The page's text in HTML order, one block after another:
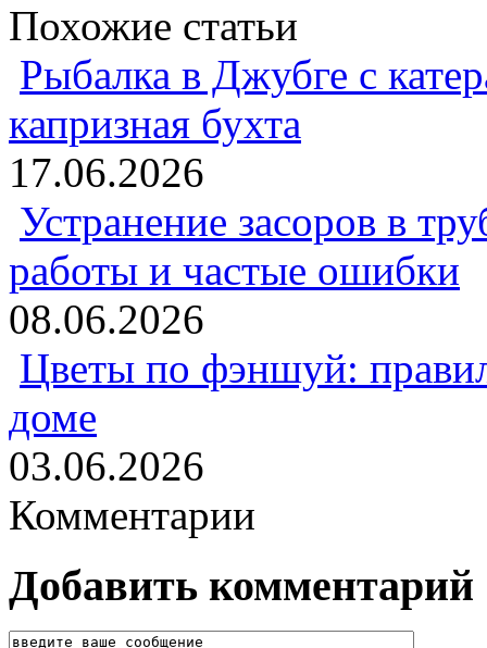
Похожие статьи
Рыбалка в Джубге с
капризная бухта
17.06.2026
Устранение засоров в
работы и частые ошибки
08.06.2026
Цветы по фэншуй:
доме
03.06.2026
Комментарии
Добавить комментарий